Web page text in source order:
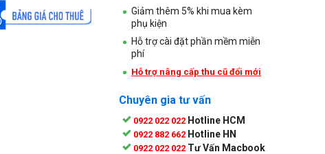
Giảm thêm 5% khi mua kèm
phụ kiện
Hỗ trợ cài đặt phần mềm miễn
phí
Hỗ trợ nâng cấp thu cũ đổi mới
Chuyên gia tư vấn
0922 022 022 Hotline HCM
0922 882 662 Hotline HN
0922 022 022 Tư Vấn Macbook